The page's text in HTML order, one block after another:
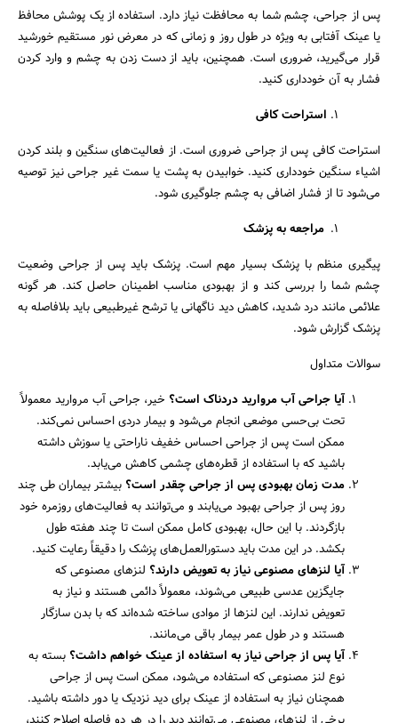
پس از جراحی، چشم شما به محافظت نیاز دارد. استفاده از یک پوشش محافظ
یا عینک آفتابی به ویژه در طول روز و زمانی که در معرض نور مستقیم خورشید
قرار می‌گیرید، ضروری است. همچنین، باید از دست زدن به چشم و وارد کردن
فشار به آن خودداری کنید.
استراحت کافی
استراحت کافی پس از جراحی ضروری است. از فعالیت‌های سنگین و بلند کردن
اشیاء سنگین خودداری کنید. خوابیدن به پشت یا سمت غیر جراحی نیز توصیه
می‌شود تا از فشار اضافی به چشم جلوگیری شود.
مراجعه به پزشک
پیگیری منظم با پزشک بسیار مهم است. پزشک باید پس از جراحی وضعیت
چشم شما را بررسی کند و از بهبودی مناسب اطمینان حاصل کند. هر گونه
علائمی مانند درد شدید، کاهش دید ناگهانی یا ترشح غیرطبیعی باید بلافاصله به
پزشک گزارش شود.
سوالات متداول
آیا جراحی آب مروارید دردناک است؟ خیر، جراحی آب مروارید معمولاً
تحت بی‌حسی موضعی انجام می‌شود و بیمار دردی احساس نمی‌کند.
ممکن است پس از جراحی احساس خفیف ناراحتی یا سوزش داشته
باشید که با استفاده از قطره‌های چشمی کاهش می‌یابد.
مدت زمان بهبودی پس از جراحی چقدر است؟ بیشتر بیماران طی چند
روز پس از جراحی بهبود می‌یابند و می‌توانند به فعالیت‌های روزمره خود
بازگردند. با این حال، بهبودی کامل ممکن است تا چند هفته طول
بکشد. در این مدت باید دستورالعمل‌های پزشک را دقیقاً رعایت کنید.
آیا لنزهای مصنوعی نیاز به تعویض دارند؟ لنزهای مصنوعی که
جایگزین عدسی طبیعی می‌شوند، معمولاً دائمی هستند و نیاز به
تعویض ندارند. این لنزها از موادی ساخته شده‌اند که با بدن سازگار
هستند و در طول عمر بیمار باقی می‌مانند.
آیا پس از جراحی نیاز به استفاده از عینک خواهم داشت؟ بسته به
نوع لنز مصنوعی که استفاده می‌شود، ممکن است پس از جراحی
همچنان نیاز به استفاده از عینک برای دید نزدیک یا دور داشته باشید.